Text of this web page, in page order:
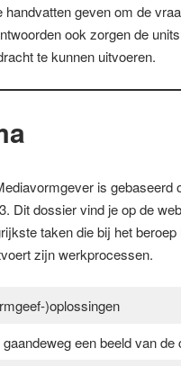
geven om de
ook zorgen de
te kunnen uitvoeren.
is gebaseerd
Dit dossier vind je op de
taken die bij het
zijn werkprocessen.
)oplossingen
een beeld van de